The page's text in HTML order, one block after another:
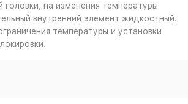
головки, на изменения температуры
внутренний элемент жидкостный.
температуры и установки